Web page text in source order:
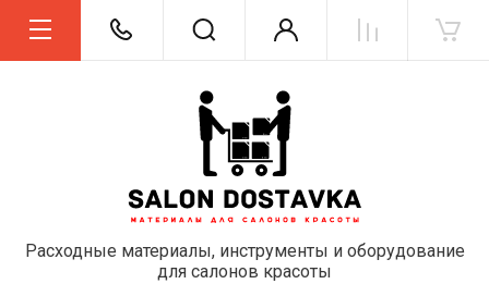
Расходные материалы, инструменты и оборудование
для салонов красоты